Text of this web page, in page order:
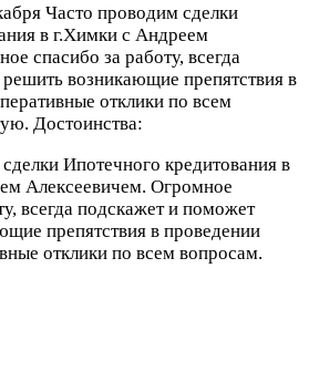
Часто проводим сделки
в г.Химки с Андреем
спасибо за работу, всегда
возникающие препятствия в
отклики по всем
Достоинства:
Ипотечного кредитования в
Алексеевичем. Огромное
всегда подскажет и поможет
препятствия в проведении
отклики по всем вопросам.